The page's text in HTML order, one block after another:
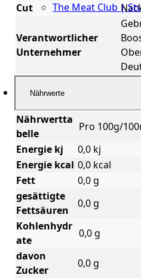
The Meat Club |
Geschäftskunden
Cut
Verantwortlicher
Unternehmer
Nährwerte
Nährwertta
belle
Pro 100g/
Energie kj
0,0 kj
Energie kcal 0,0 kcal
Fett
0,0 g
gesättigte
Fettsäuren
0,0 g
Kohlenhydr
ate
0,0 g
davon
Zucker
0,0 g